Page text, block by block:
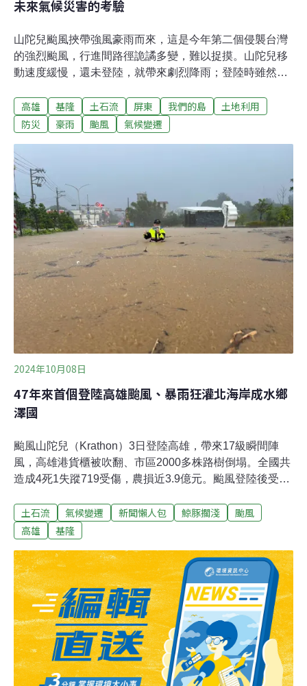
未來氣候災害的考驗
山陀兒颱風挾帶強風豪雨而來，這是今年第二個侵襲台灣
的強烈颱風，行進間路徑詭譎多變，難以捉摸。山陀兒移
動速度緩慢，還未登陸，就帶來劇烈降雨；登陸時雖然減
陣風，讓氣象署首次針對高雄發布三次颱風強風告警訊
息。當颱風警報解除，山陀兒的後勁持續發威，大雨狂炸
怪颱，打破了許多氣象史的紀錄，山陀兒颱風，帶來哪些
啟示？凱米颱風受創未恢復 山陀兒颱風又來襲9月進入秋
季，山陀兒颱風警報發布，在逐漸接近台灣海域之後，竟
然來個大轉彎，朝西南方撲台而來，甚至有逐漸增強的趨
勢。由於7月凱米颱風才剛橫掃台灣，讓曾經歷淹水惡夢
的社區，更加不敢輕忽。中央氣象署預測山陀兒颱風的登
陸地點可能在高雄一帶，讓高雄人繃緊神經，市府特別擴
大山區撤離範圍。截至10月3日，高雄山區撤離人數達到
2700人，暫時待在六龜區社福中心的40多位民
高雄 基隆 土石流 屏東 我們的島
土地利用
防災
豪雨 颱風 氣候變遷
2024年10月08日
47年來首個登陸高雄颱風、暴雨狂灌北海岸成水鄉
澤國
颱風山陀兒（Krathon）3日登陸高雄，帶來17級瞬間陣
風，高雄港貨櫃被吹翻、市區2000多株路樹倒塌。全國共
造成4死1失蹤719受傷，農損近3.9億元。颱風登陸後受到
創北海岸，基隆、新北發生多起洪災、土石流，金山更因
溪水暴漲釀2人喪命。外圍環流強襲北部沿海 基隆、新北
部沿海地區同樣受外圍環流重創。基隆測站於3日測得408
毫米雨量，創78年來歷史新高。豪雨釀多起土石流災情，
新豐街海中天社區前山坡走山，長度約100公尺；基隆天
外天焚化爐清潔大樓旁發生山崩，十多台公務車陷落。基
隆市政府表示，多處發生土石流並進行人員撤離的區域，
皆位於土石流潛勢區域外。新北萬里、金山、石門等沿海
地帶也成豪雨重災區。4日，金山淹成一片汪洋。《中央
社》報導，金山區長劉昌松表示，多處道路中斷，金山已
土石流 氣候變遷 新聞懶人包 鯨豚擱淺
颱風
高雄
基隆